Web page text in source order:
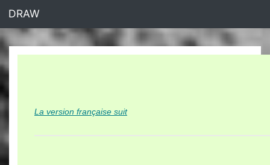
DRAW
La version française suit